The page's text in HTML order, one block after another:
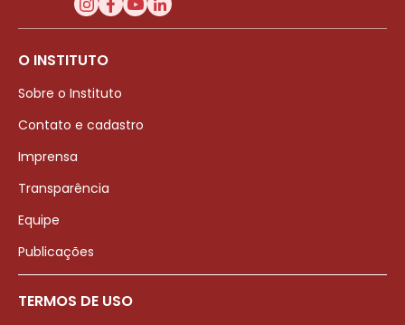
O INSTITUTO
Sobre o Instituto
Contato e cadastro
Imprensa
Transparência
Equipe
Publicações
TERMOS DE USO